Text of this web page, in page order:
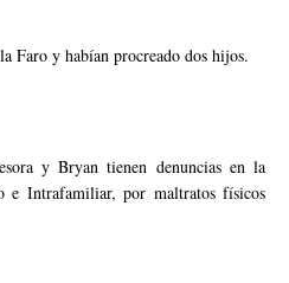
Faro y habían procreado dos hijos.
y Bryan tienen denuncias en la
e Intrafamiliar, por maltratos físicos